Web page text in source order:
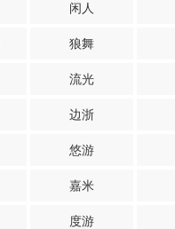
闲人
狼舞
流光
边浙
悠游
嘉米
度游